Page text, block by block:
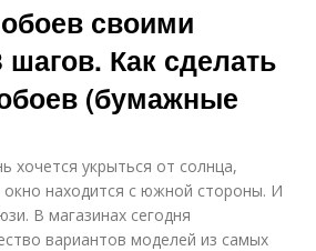
своими
шагов. Как сделать
(бумажные
хочется укрыться от солнца,
находится с южной стороны. И
В магазинах сегодня
вариантов моделей из самых